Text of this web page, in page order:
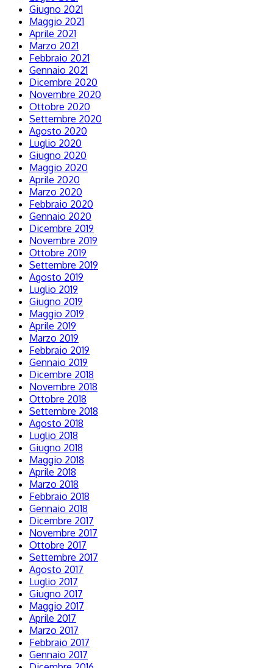
Giugno 2021
Maggio 2021
Aprile 2021
Marzo 2021
Febbraio 2021
Gennaio 2021
Dicembre 2020
Novembre 2020
Ottobre 2020
Settembre 2020
Agosto 2020
Luglio 2020
Giugno 2020
Maggio 2020
Aprile 2020
Marzo 2020
Febbraio 2020
Gennaio 2020
Dicembre 2019
Novembre 2019
Ottobre 2019
Settembre 2019
Agosto 2019
Luglio 2019
Giugno 2019
Maggio 2019
Aprile 2019
Marzo 2019
Febbraio 2019
Gennaio 2019
Dicembre 2018
Novembre 2018
Ottobre 2018
Settembre 2018
Agosto 2018
Luglio 2018
Giugno 2018
Maggio 2018
Aprile 2018
Marzo 2018
Febbraio 2018
Gennaio 2018
Dicembre 2017
Novembre 2017
Ottobre 2017
Settembre 2017
Agosto 2017
Luglio 2017
Giugno 2017
Maggio 2017
Aprile 2017
Marzo 2017
Febbraio 2017
Gennaio 2017